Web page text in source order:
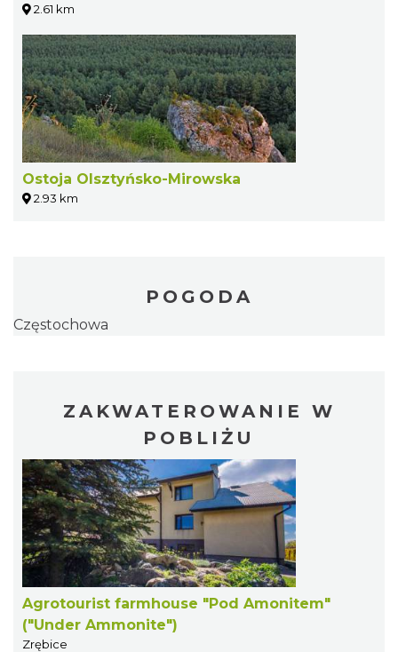
2.61 km
Ostoja Olsztyńsko-Mirowska
2.93 km
POGODA
Częstochowa
ZAKWATEROWANIE W
POBLIŻU
Agrotourist farmhouse "Pod Amonitem"
("Under Ammonite")
Zrębice